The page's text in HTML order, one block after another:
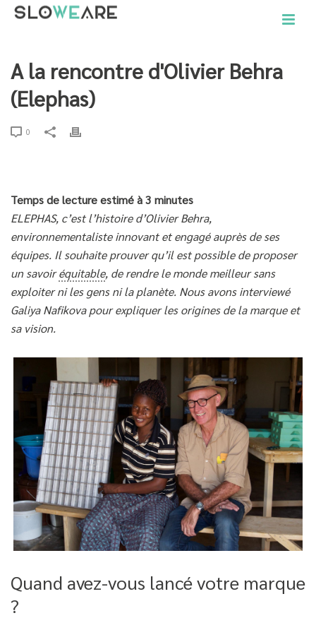
A la rencontre d'Olivier Behra
(Elephas)
0
Temps de lecture estimé à 3 minutes
ELEPHAS, c’est l’histoire d’Olivier Behra,
environnementaliste innovant et engagé auprès de ses
équipes. Il souhaite prouver qu’il est possible de proposer
un savoiréquitable, de rendre le monde meilleur sans
exploiter ni les gens ni la planète. Nous avons interviewé
Galiya Nafikova pour expliquer les origines de la marque et
sa vision.
Quand avez-vous lancé votre marque
?